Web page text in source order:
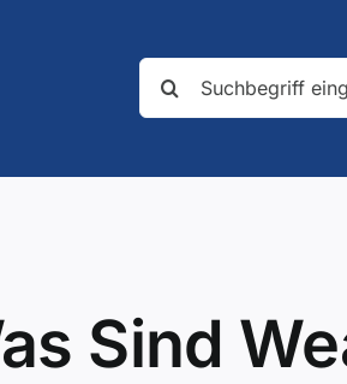
Suche
nach:
Sind